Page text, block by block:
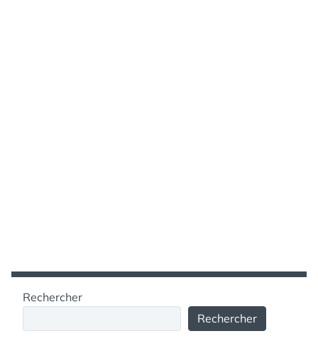
Rechercher
Rechercher